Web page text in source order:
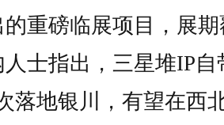
重磅临展项目，展
士指出，三星堆IP自
落地银川，有望在西